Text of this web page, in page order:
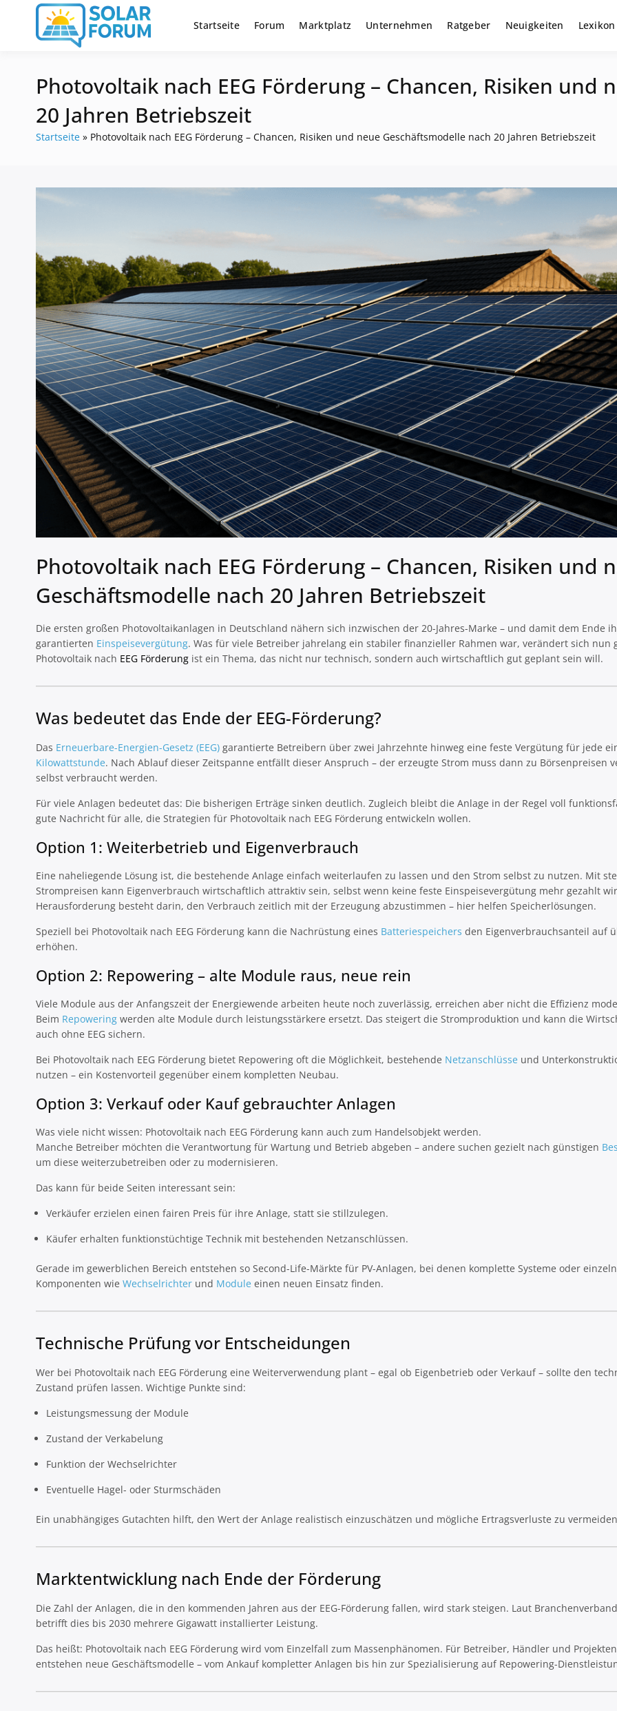
springen
Solar Forum
Deutschlandweit Nr. 1 Forum für gewerbliche Solar Investments
Startseite Forum Marktplatz Unternehmen Ratgeber Neuigkeiten Lexikon
Photovoltaik nach EEG Förderung – Chancen, Risiken und
20 Jahren Betriebszeit
Startseite » Photovoltaik nach EEG Förderung – Chancen, Risiken und neue Geschäftsmodelle nach 20 Jahren Betriebszeit
Photovoltaik nach EEG Förderung – Chancen, Risiken und
Geschäftsmodelle nach 20 Jahren Betriebszeit
Die ersten großen Photovoltaikanlagen in Deutschland nähern sich inzwischen der 20-Jahres-Marke – und damit dem Ende
garantierten Einspeisevergütung. Was für viele Betreiber jahrelang ein stabiler finanzieller Rahmen war, verändert sich nun
Photovoltaik nach EEG Förderung ist ein Thema, das nicht nur technisch, sondern auch wirtschaftlich gut geplant sein will.
Was bedeutet das Ende der EEG-Förderung?
Das Erneuerbare-Energien-Gesetz (EEG) garantierte Betreibern über zwei Jahrzehnte hinweg eine feste Vergütung für jede
Kilowattstunde. Nach Ablauf dieser Zeitspanne entfällt dieser Anspruch – der erzeugte Strom muss dann zu Börsenpreisen
selbst verbraucht werden.
Für viele Anlagen bedeutet das: Die bisherigen Erträge sinken deutlich. Zugleich bleibt die Anlage in der Regel voll
gute Nachricht für alle, die Strategien für Photovoltaik nach EEG Förderung entwickeln wollen.
Option 1: Weiterbetrieb und Eigenverbrauch
Eine naheliegende Lösung ist, die bestehende Anlage einfach weiterlaufen zu lassen und den Strom selbst zu nutzen. Mit
Strompreisen kann Eigenverbrauch wirtschaftlich attraktiv sein, selbst wenn keine feste Einspeisevergütung mehr gezahlt
Herausforderung besteht darin, den Verbrauch zeitlich mit der Erzeugung abzustimmen – hier helfen Speicherlösungen.
Speziell bei Photovoltaik nach EEG Förderung kann die Nachrüstung eines Batteriespeichers den Eigenverbrauchsanteil auf
erhöhen.
Option 2: Repowering – alte Module raus, neue rein
Viele Module aus der Anfangszeit der Energiewende arbeiten heute noch zuverlässig, erreichen aber nicht die Effizienz
Beim Repowering werden alte Module durch leistungsstärkere ersetzt. Das steigert die Stromproduktion und kann die
auch ohne EEG sichern.
Bei Photovoltaik nach EEG Förderung bietet Repowering oft die Möglichkeit, bestehende Netzanschlüsse und
nutzen – ein Kostenvorteil gegenüber einem kompletten Neubau.
Option 3: Verkauf oder Kauf gebrauchter Anlagen
Was viele nicht wissen: Photovoltaik nach EEG Förderung kann auch zum Handelsobjekt werden.
Manche Betreiber möchten die Verantwortung für Wartung und Betrieb abgeben – andere suchen gezielt nach günstigen
um diese weiterzubetreiben oder zu modernisieren.
Das kann für beide Seiten interessant sein:
Verkäufer erzielen einen fairen Preis für ihre Anlage, statt sie stillzulegen.
Käufer erhalten funktionstüchtige Technik mit bestehenden Netzanschlüssen.
Gerade im gewerblichen Bereich entstehen so Second-Life-Märkte für PV-Anlagen, bei denen komplette Systeme oder
Komponenten wie Wechselrichter und Module einen neuen Einsatz finden.
Technische Prüfung vor Entscheidungen
Wer bei Photovoltaik nach EEG Förderung eine Weiterverwendung plant – egal ob Eigenbetrieb oder Verkauf – sollte den
Zustand prüfen lassen. Wichtige Punkte sind:
Leistungsmessung der Module
Zustand der Verkabelung
Funktion der Wechselrichter
Eventuelle Hagel- oder Sturmschäden
Ein unabhängiges Gutachten hilft, den Wert der Anlage realistisch einzuschätzen und mögliche Ertragsverluste zu
Marktentwicklung nach Ende der Förderung
Die Zahl der Anlagen, die in den kommenden Jahren aus der EEG-Förderung fallen, wird stark steigen. Laut
betrifft dies bis 2030 mehrere Gigawatt installierter Leistung.
Das heißt: Photovoltaik nach EEG Förderung wird vom Einzelfall zum Massenphänomen. Für Betreiber, Händler und
entstehen neue Geschäftsmodelle – vom Ankauf kompletter Anlagen bis hin zur Spezialisierung auf Repowering-